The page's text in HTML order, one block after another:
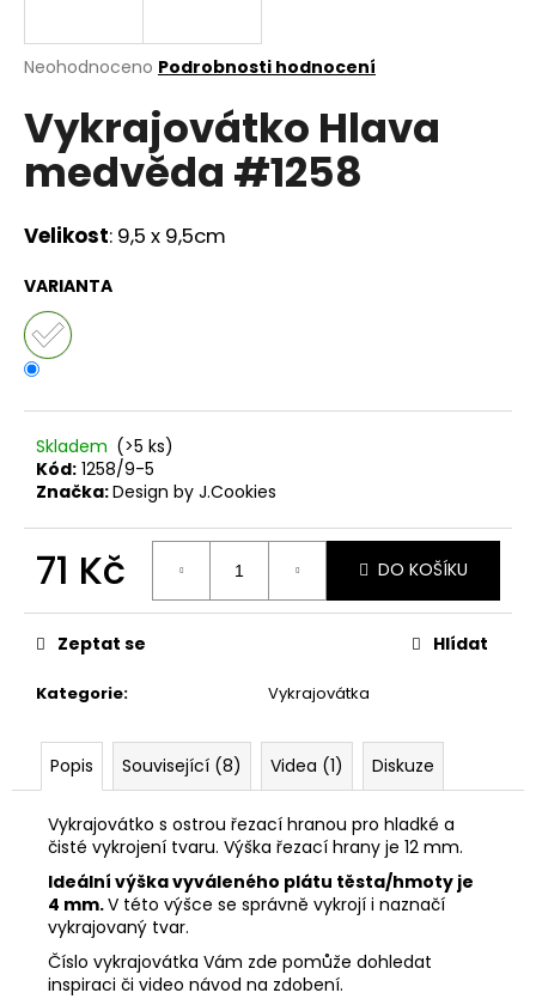
Průměrné
produktu
je
hvězdiček.
Neohodnoceno Podrobnosti hodnocení
Vykrajovátko Hlava
medvěda #1258
Velikost: 9,5 x 9,5cm
VARIANTA
Skladem (>5 ks)
Kód: 1258/9-5
Značka:Design by J.Cookies
71 Kč
cena:
DO KOŠÍKU
Kategorie: Vykrajovátka
Zeptat se Hlídat
Popis Související (8) Videa (1) Diskuze
Vykrajovátko s ostrou řezací hranou pro hladké a
čisté vykrojení tvaru. Výška řezací hrany je 12 mm.
Ideální výška vyváleného plátu těsta/hmoty je
4 mm.V této výšce se správně vykrojí i naznačí
vykrajovaný tvar.
Číslo vykrajovátka Vám zde pomůže dohledat
inspiraci či video návod na zdobení.
j
t
?
D
o
p
o
č
u
e
m
VYKRAJOVÁTKA
VELIKONOČNÍ
ZVÍŘÁTKA
Kč